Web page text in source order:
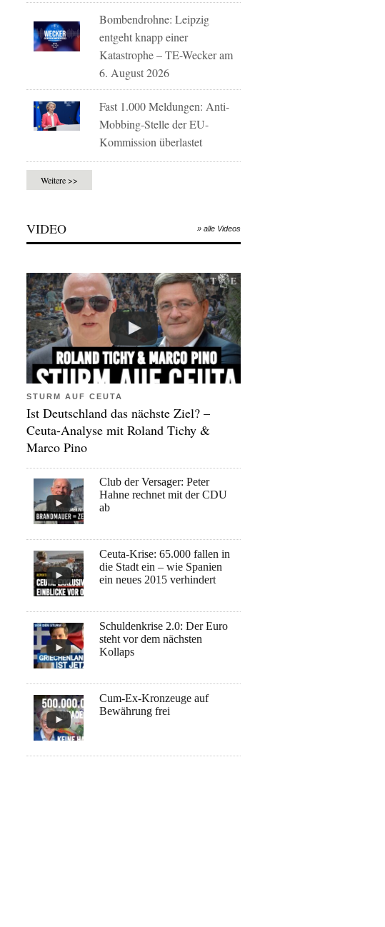
Bombendrohne: Leipzig
entgeht knapp einer
Katastrophe – TE-Wecker am
6. August 2026
Fast 1.000 Meldungen: Anti-
Mobbing-Stelle der EU-
Kommission überlastet
Weitere >>
VIDEO » alle Videos
STURM AUF CEUTA
Ist Deutschland das nächste Ziel? –
Ceuta-Analyse mit Roland Tichy &
Marco Pino
Club der Versager: Peter
Hahne rechnet mit der CDU
ab
Ceuta-Krise: 65.000 fallen in
die Stadt ein – wie Spanien
ein neues 2015 verhindert
Schuldenkrise 2.0: Der Euro
steht vor dem nächsten
Kollaps
Cum-Ex-Kronzeuge auf
Bewährung frei